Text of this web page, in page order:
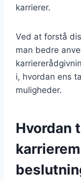
karrierer.
Ved at forstå
man bedre
i, hvordan ens
muligheder.
Hvordan